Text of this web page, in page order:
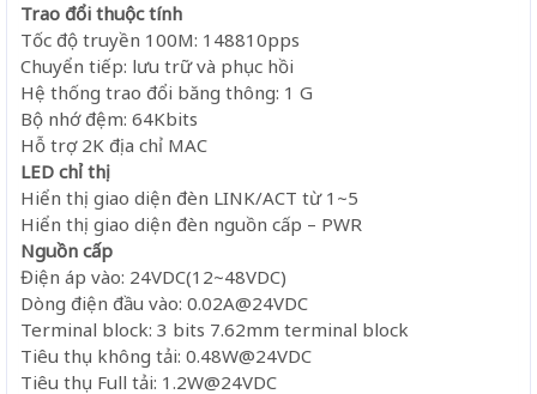
Trao đổi thuộc tính
Tốc độ truyền 100M: 148810pps
Chuyển tiếp: lưu trữ và phục hồi
Hệ thống trao đổi băng thông: 1 G
Bộ nhớ đệm: 64Kbits
Hỗ trợ 2K địa chỉ MAC
LED chỉ thị
Hiển thị giao diện đèn LINK/ACT từ 1~5
Hiển thị giao diện đèn nguồn cấp – PWR
Nguồn cấp
Điện áp vào: 24VDC(12~48VDC)
Dòng điện đầu vào: 0.02A@24VDC
Terminal block: 3 bits 7.62mm terminal block
Tiêu thụ không tải: 0.48W@24VDC
Tiêu thụ Full tải: 1.2W@24VDC